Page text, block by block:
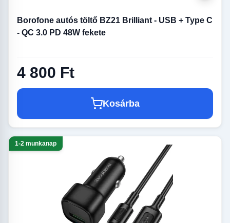
Borofone autós töltő BZ21 Brilliant - USB + Type C
- QC 3.0 PD 48W fekete
4 800 Ft
Kosárba
1-2 munkanap